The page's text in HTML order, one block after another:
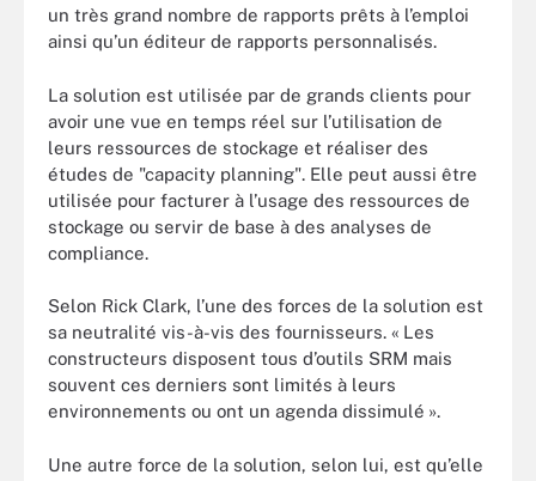
un très grand nombre de rapports prêts à l’emploi
ainsi qu’un éditeur de rapports personnalisés.
La solution est utilisée par de grands clients pour
avoir une vue en temps réel sur l’utilisation de
leurs ressources de stockage et réaliser des
études de "capacity planning". Elle peut aussi être
utilisée pour facturer à l’usage des ressources de
stockage ou servir de base à des analyses de
compliance.
Selon Rick Clark, l’une des forces de la solution est
sa neutralité vis-à-vis des fournisseurs. « Les
constructeurs disposent tous d’outils SRM mais
souvent ces derniers sont limités à leurs
environnements ou ont un agenda dissimulé ».
Une autre force de la solution, selon lui, est qu’elle